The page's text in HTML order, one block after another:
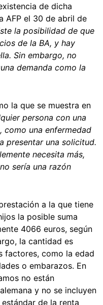
de dicha
AFP el 30 de abril de
la posibilidad de que
de la BA, y hay
Sin embargo, no
demanda como la
la que se muestra en
persona con una
como una enfermedad
presentar una solicitud.
necesita más,
sería una razón
a la que tiene
la posible suma
4066 euros, según
la cantidad es
factores, como la edad
o embarazos. En
no están
y no se incluyen
de la renta